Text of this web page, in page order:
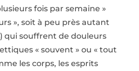
fois par semaine »
», soit à peu près autant
qui souffrent de douleurs
« souvent » ou « tout
les corps, les esprits